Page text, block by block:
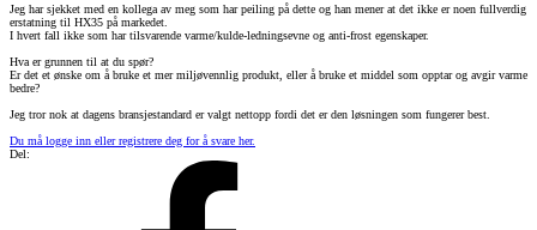
Jeg har sjekket med en kollega av meg som har peiling på dette og han mener at det ikke er noen fullverdig
erstatning til HX35 på markedet.
I hvert fall ikke som har tilsvarende varme/kulde-ledningsevne og anti-frost egenskaper.
Hva er grunnen til at du spør?
Er det et ønske om å bruke et mer miljøvennlig produkt, eller å bruke et middel som opptar og avgir varme
bedre?
Jeg tror nok at dagens bransjestandard er valgt nettopp fordi det er den løsningen som fungerer best.
Du må logge inn eller registrere deg for å svare her.
Del: